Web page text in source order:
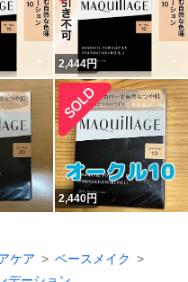
2,444円
2,440円
ケア
ベースメイク